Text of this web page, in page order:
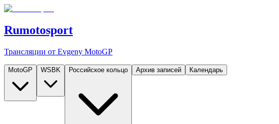
Rumotosport
Трансляции от Evgeny MotoGP
MotoGP WSBK Российское кольцо Архив записей Календарь